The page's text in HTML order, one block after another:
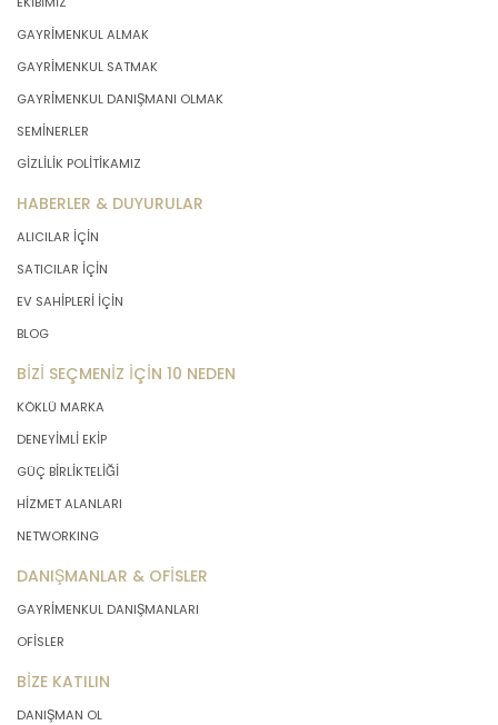
GAYRİMENKUL ALMAK
GAYRİMENKUL SATMAK
GAYRİMENKUL DANIŞMANI OLMAK
SEMİNERLER
GİZLİLİK POLİTİKAMIZ
HABERLER & DUYURULAR
ALICILAR İÇİN
SATICILAR İÇİN
EV SAHİPLERİ İÇİN
BLOG
BİZİ SEÇMENİZ İÇİN 10 NEDEN
KÖKLÜ MARKA
DENEYİMLİ EKİP
GÜÇ BİRLİKTELİĞİ
HİZMET ALANLARI
NETWORKING
DANIŞMANLAR & OFİSLER
GAYRİMENKUL DANIŞMANLARI
OFİSLER
BİZE KATILIN
DANIŞMAN OL